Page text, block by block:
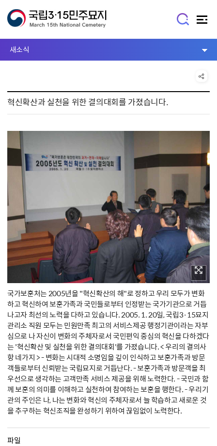
새소식
혁신확산과 실천을 위한 결의대회를 가졌습니다.
국가보훈처는 2005년을 "혁신확산의 해"로 정하고 우리 모두가 변화
하고 혁신하여 보훈가족과 국민들로부터 인정받는 국가기관으로 거듭
나고자 최선의 노력을 다하고 있습니다. 2005. 1. 20일, 국립3·15묘지
관리소 직원 모두는 민원만족 최고의 서비스제공 행정기관이라는 자부
심으로 나 자신이 변화의 주체자로서 국민편익 중심의 혁신을 다하겠다
는 '혁신확산 및 실천을 위한 결의대회'를 가졌습니다. < 우리의 결의사
항 네가지 > - 변화는 시대적 소명임을 깊이 인식하고 보훈가족과 방문
객들로부터 신뢰받는 국립묘지로 거듭난다. - 보훈가족과 방문객을 최
우선으로 생각하는 고객만족 서비스 제공을 위해 노력한다. - 국민과 함
께 보훈의 의미를 이해하고 실천하여 참여하는 보훈을 행한다. - 우리기
관의 주인은 나, 나는 변화와 혁신의 주체자로서 늘 학습하고 새로운 것
을 추구하는 혁신조직을 완성하기 위하여 끊임없이 노력한다.
파일